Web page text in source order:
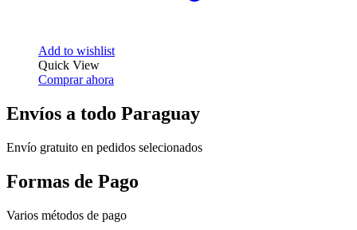
Add to wishlist
Quick View
Comprar ahora
Envíos a todo Paraguay
Envío gratuito en pedidos selecionados
Formas de Pago
Varios métodos de pago